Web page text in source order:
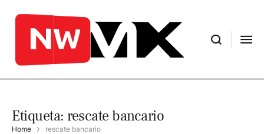
Etiqueta: rescate bancario
Home rescate bancario